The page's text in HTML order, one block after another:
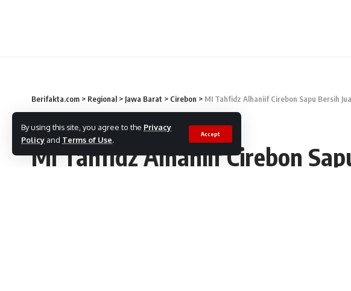
By using this site, you agree to the Privacy
Policy and Terms of Use.
Accept
Berifakta.com > Regional > Jawa Barat > Cirebon > MI Tahfidz Alhaniif Cirebon Sapu Bersih
CIREBON PENDIDIKAN
MI Tahfidz Alhaniif Cirebon